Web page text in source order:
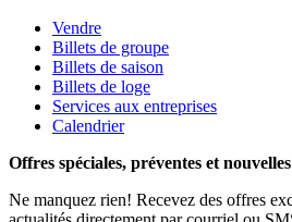
Vendre
Billets de groupe
Billets de saison
Billets de loge
Services aux entreprises
Calendrier
Offres spéciales, préventes et
Ne manquez rien! Recevez des offres